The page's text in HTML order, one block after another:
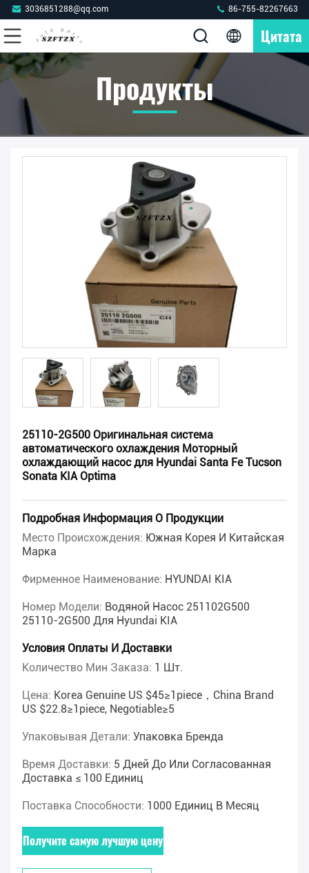
3036851288@qq.com 86-755-82267663
Цитата
Продукты
25110-2G500 Оригинальная система
автоматического охлаждения Моторный
охлаждающий насос для Hyundai Santa Fe Tucson
Sonata KIA Optima
Подробная Информация О Продукции
Место Происхождения: Южная Корея И Китайская
Марка
Фирменное Наименование: HYUNDAI KIA
Номер Модели: Водяной Насос 251102G500
25110-2G500 Для Hyundai KIA
Условия Оплаты И Доставки
Количество Мин Заказа: 1 Шт.
Цена: Korea Genuine US $45≥1piece，China Brand
US $22.8≥1piece, Negotiable≥5
Упаковывая Детали: Упаковка Бренда
Время Доставки: 5 Дней До Или Согласованная
Доставка ≤ 100 Единиц
Поставка Способности: 1000 Единиц В Месяц
Получите самую лучшую цену